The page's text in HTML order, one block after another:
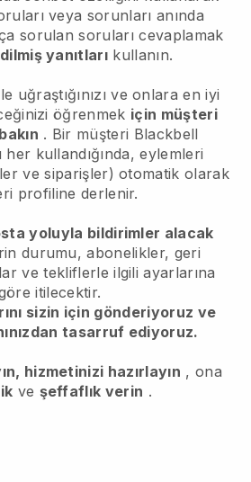
veya sorunları anında
sorulan soruları cevaplamak
yanıtları kullanın.
uğraştığınızı ve onlara en iyi
öğrenmek için müşteri
. Bir müşteri Blackbell
kullandığında, eylemleri
ve siparişler) otomatik olarak
profiline derlenir.
yoluyla bildirimler alacak
durumu, abonelikler, geri
ve tekliflerle ilgili ayarlarına
itilecektir.
sizin için gönderiyoruz ve
tasarruf ediyoruz.
hizmetinizi hazırlayın , ona
ve şeffaflık verin .